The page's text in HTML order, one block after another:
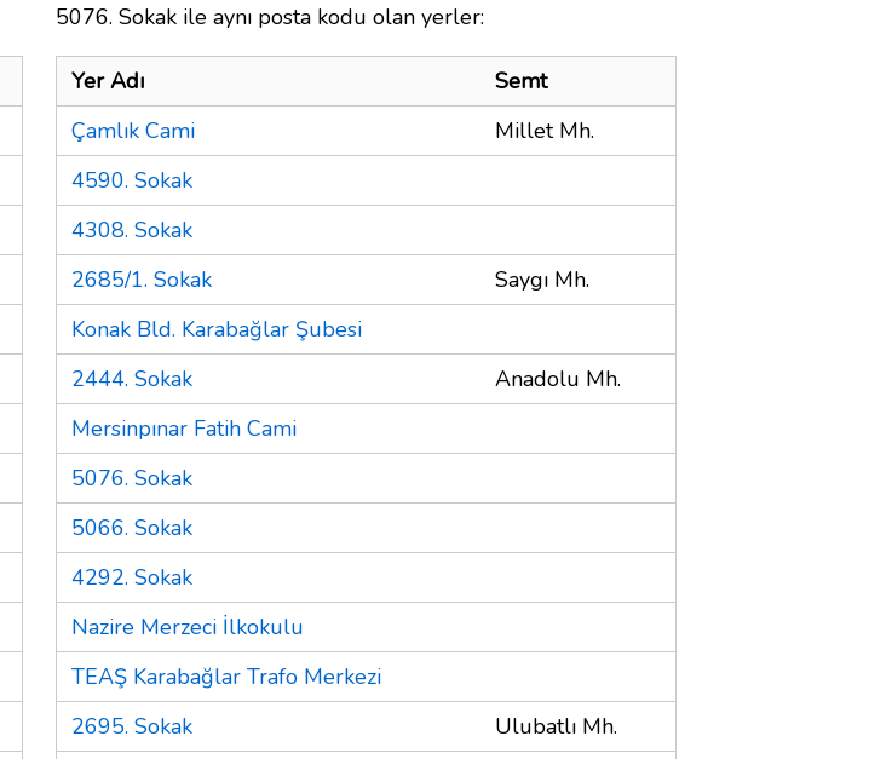
5076. Sokak ile aynı posta kodu olan yerler:
Yer Adı
Semt
Çamlık Cami
Millet Mh.
4590. Sokak
4308. Sokak
2685/1. Sokak
Saygı Mh.
Konak Bld. Karabağlar Şubesi
2444. Sokak
Anadolu Mh.
Mersinpınar Fatih Cami
5076. Sokak
5066. Sokak
4292. Sokak
Nazire Merzeci İlkokulu
TEAŞ Karabağlar Trafo Merkezi
2695. Sokak
Ulubatlı Mh.